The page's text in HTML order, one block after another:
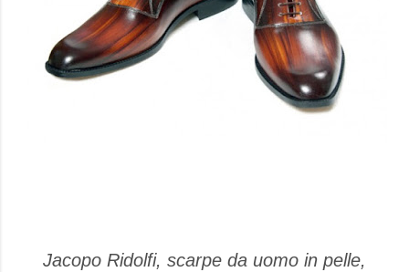
Jacopo Ridolfi, scarpe da uomo in pelle,